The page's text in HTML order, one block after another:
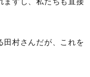
ますし、私たちも直接
田村さんだが、これを